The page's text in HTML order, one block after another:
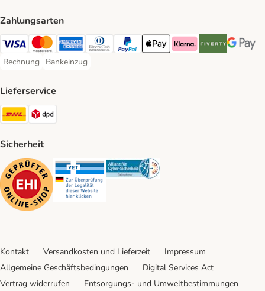
Zahlungsarten
Visa Payment Method
Mastercard Payment Method
American Express Payment Method
Diners Club Payment Method
PayPal Payment Method
Apple Pay Payment Method
Klarna Payment Method
Riverty Payment
Google
Rechnung
Rechnung Payment Method
Bankeinzug
Bankeinzug Payment Method
Lieferservice
DHL Shipping Method
Sicherheit
Security Security Security
Kontakt Versandkosten und Lieferzeit
Impressum
Allgemeine Geschäftsbedingungen
Digital Services Act
Vertrag widerrufen
Entsorgungs- und Umweltbestimmungen